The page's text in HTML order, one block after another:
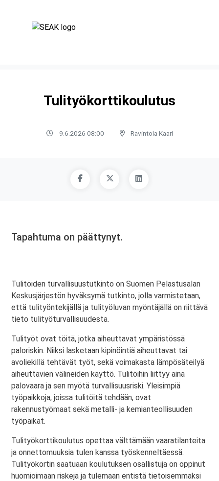
Tulityökorttikoulutus
9.6.2026 08:00 Ravintola Kaari
Tapahtuma on päättynyt.
Tulitöiden turvallisuustutkinto on Suomen Pelastusalan
Keskusjärjestön hyväksymä tutkinto, jolla varmistetaan,
että tulityöntekijällä ja tulityöluvan myöntäjällä on riittävä
tieto tulityöturvallisuudesta.
Tulityöt ovat töitä, jotka aiheuttavat ympäristössä
paloriskin. Niiksi lasketaan kipinöintiä aiheuttavat tai
avoliekillä tehtävät työt, sekä voimakasta lämpösäteilyä
aiheuttavien välineiden käyttö. Tulitöihin liittyy aina
palovaara ja sen myötä turvallisuusriski. Yleisimpiä
työpaikkoja, joissa tulitöitä tehdään, ovat
rakennustyömaat sekä metalli- ja kemianteollisuuden
työpaikat.
Tulityökorttikoulutus opettaa välttämään vaaratilanteita
ja onnettomuuksia tulen kanssa työskenneltäessä.
Tulityökortin saatuaan koulutuksen osallistuja on oppinut
huomioimaan riskejä ja tulemaan entistä tietoisemmaksi